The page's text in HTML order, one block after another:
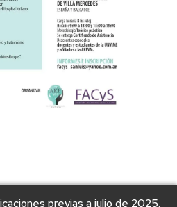
previas a julio de 2025.